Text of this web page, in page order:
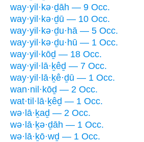
way·yil·kə·ḏāh — 9 Occ.
way·yil·kə·ḏū — 10 Occ.
way·yil·kə·ḏu·hā — 5 Occ.
way·yil·kə·ḏu·hū — 1 Occ.
way·yil·kōḏ — 18 Occ.
way·yil·lā·ḵêḏ — 7 Occ.
way·yil·lā·ḵê·ḏū — 1 Occ.
wan·nil·kōḏ — 2 Occ.
wat·til·lā·ḵêḏ — 1 Occ.
wə·lā·ḵaḏ — 2 Occ.
wə·lā·ḵə·ḏāh — 1 Occ.
wə·lā·ḵō·wḏ — 1 Occ.